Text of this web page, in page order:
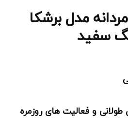
مدل برشکا
و فعالیت های روزمره